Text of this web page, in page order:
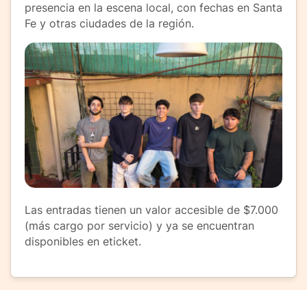
presencia en la escena local, con fechas en Santa
Fe y otras ciudades de la región.
Las entradas tienen un valor accesible de $7.000
(más cargo por servicio) y ya se encuentran
disponibles en eticket.